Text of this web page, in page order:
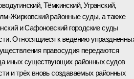
Тёмкинский, Угранский,
Жирковский районные суды, а также
и Сафоновский городские суды
Относящиеся к ведению
правосудия передаются
иных существующих районных судов
и трёх вновь создаваемых районных